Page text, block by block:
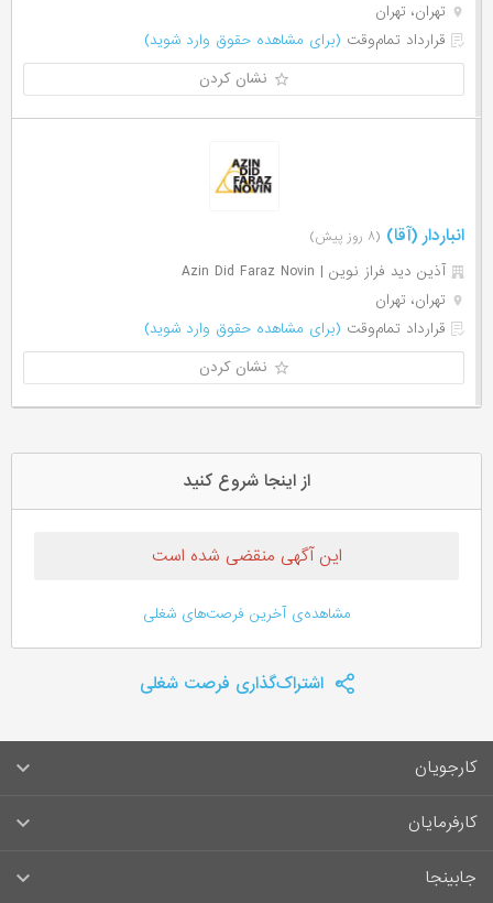
تهران، تهران
قرارداد تمام‌وقت (برای مشاهده حقوق وارد شوید)
نشان کردن
انباردار (آقا) (۸ روز پیش)
آذین دید فراز نوین | Azin Did Faraz Novin
تهران، تهران
قرارداد تمام‌وقت (برای مشاهده حقوق وارد شوید)
نشان کردن
از اینجا شروع کنید
این آگهی منقضی شده است
مشاهده‌ی آخرین فرصت‌های شغلی
اشتراک‌گذاری فرصت شغلی
کارجویان
سوالات متداول کارجویان
کارفرمایان
راهنمای ثبت آگهی استخدام
جابینجا